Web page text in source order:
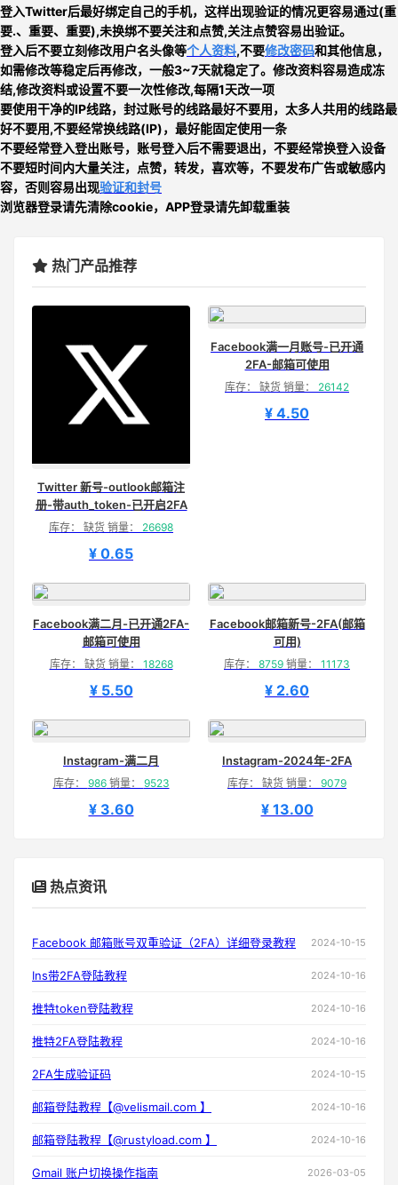
登入Twitter后最好绑定自己的手机，这样出现验证的情况更容易通过(重
要.、重要、重要),未换绑不要关注和点赞,关注点赞容易出验证。
登入后不要立刻修改用户名头像等个人资料,不要修改密码和其他信息，
如需修改等稳定后再修改，一般3~7天就稳定了。修改资料容易造成冻
结,修改资料或设置不要一次性修改,每隔1天改一项
要使用干净的IP线路，封过账号的线路最好不要用，太多人共用的线路最
好不要用,不要经常换线路(IP)，最好能固定使用一条
不要经常登入登出账号，账号登入后不需要退出，不要经常换登入设备
不要短时间内大量关注，点赞，转发，喜欢等， 不要发布广告或敏感内
容，否则容易出现验证和封号
浏览器登录请先清除cookie，APP登录请先卸载重装
热门产品推荐
Twitter 新号-outlook邮箱注
册-带auth_token-已开启2FA
库存： 缺货 销量： 26698
¥ 0.65
Facebook满一月账号-已开通
2FA-邮箱可使用
库存： 缺货 销量： 26142
¥ 4.50
Facebook满二月-已开通2FA-
邮箱可使用
库存： 缺货 销量： 18268
¥ 5.50
Facebook邮箱新号-2FA(邮箱
可用)
库存： 8759 销量： 11173
¥ 2.60
Instagram-满二月
库存： 986销量： 9523
¥ 3.60
Instagram-2024年-2FA
库存： 缺货 销量： 9079
¥ 13.00
热点资讯
Facebook 邮箱账号双重验证（2FA）详细登录教程 2024-10-15
Ins带2FA登陆教程 2024-10-16
推特token登陆教程 2024-10-16
推特2FA登陆教程 2024-10-16
2FA生成验证码 2024-10-15
邮箱登陆教程【@velismail.com 】 2024-10-16
邮箱登陆教程【@rustyload.com 】 2024-10-16
Gmail 账户切换操作指南 2026-03-05